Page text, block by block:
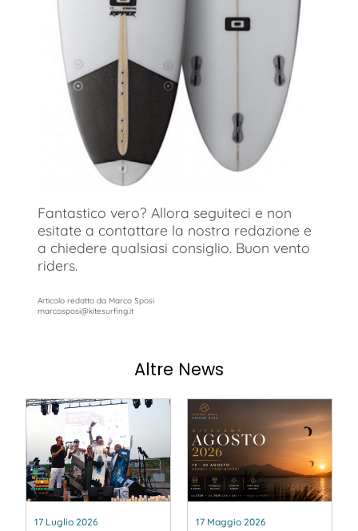
Fantastico vero? Allora seguiteci e non
esitate a contattare la nostra redazione e
a chiedere qualsiasi consiglio. Buon vento
riders.
Articolo redatto da Marco Sposi
marcosposi@kitesurfing.it
Altre News
17 Luglio 2026 17 Maggio 2026